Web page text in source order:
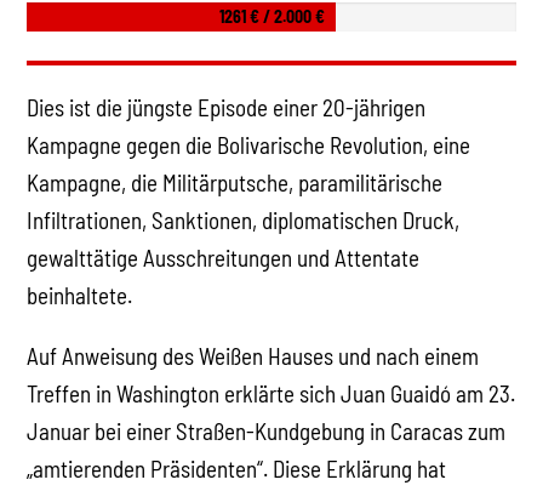
1261 € / 2.000 €
Dies ist die jüngste Episode einer 20-jährigen
Kampagne gegen die Bolivarische Revolution, eine
Kampagne, die Militärputsche, paramilitärische
Infiltrationen, Sanktionen, diplomatischen Druck,
gewalttätige Ausschreitungen und Attentate
beinhaltete.
Auf Anweisung des Weißen Hauses und nach einem
Treffen in Washington erklärte sich Juan Guaidó am 23.
Januar bei einer Straßen-Kundgebung in Caracas zum
„amtierenden Präsidenten“. Diese Erklärung hat